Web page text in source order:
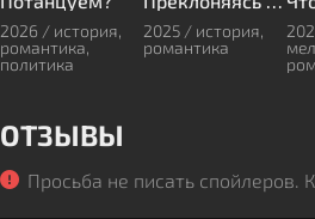
2026 / история,
романтика,
политика
2025 / история,
романтика
ОТЗЫВЫ
Просьба не писать